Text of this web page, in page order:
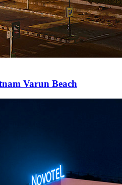
Varun Beach